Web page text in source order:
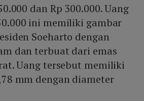
dan Rp 300.000. Uang
ini memiliki gambar
Soeharto dengan
dan terbuat dari emas
Uang tersebut memiliki
mm dengan diameter